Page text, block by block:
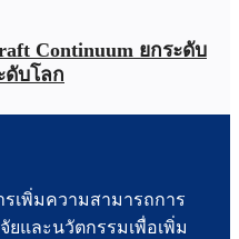
Continuum ยกระดับ
ดับโลก
เพิ่มความสามารถการ
ยและนวัตกรรมเพื่อเพิ่ม